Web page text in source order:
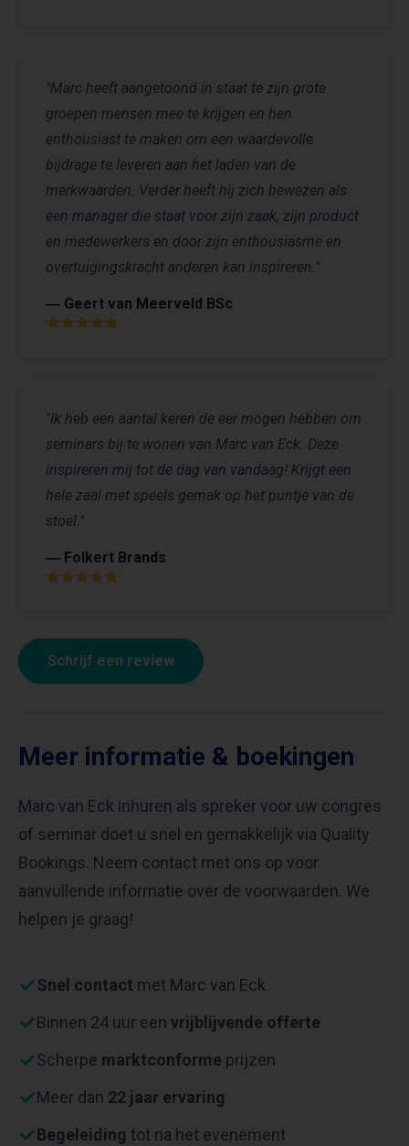
"Marc heeft aangetoond in staat te zijn grote
groepen mensen mee te krijgen en hen
enthousiast te maken om een waardevolle
bijdrage te leveren aan het laden van de
merkwaarden. Verder heeft hij zich bewezen als
een manager die staat voor zijn zaak, zijn product
en medewerkers en door zijn enthousiasme en
overtuigingskracht anderen kan inspireren."
― Geert van Meerveld BSc
"Ik heb een aantal keren de eer mogen hebben om
seminars bij te wonen van Marc van Eck. Deze
inspireren mij tot de dag van vandaag! Krijgt een
hele zaal met speels gemak op het puntje van de
stoel."
― Folkert Brands
Schrijf een review
Meer informatie & boekingen
Marc van Eck inhuren als spreker voor uw congres
of seminar doet u snel en gemakkelijk via Quality
Bookings. Neem contact met ons op voor
aanvullende informatie over de voorwaarden. We
helpen je graag!
Snel contact met Marc van Eck
Binnen 24 uur een vrijblijvende offerte
Scherpe marktconforme prijzen
Meer dan 22 jaar ervaring
Begeleiding tot na het evenement